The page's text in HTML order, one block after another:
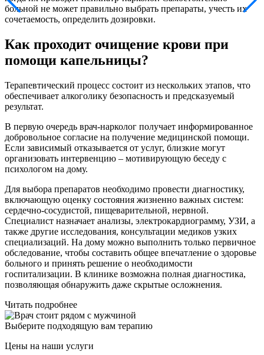
больной не может правильно выбрать препараты, учесть их
сочетаемость, определить дозировки.
Как проходит очищение крови при
помощи капельницы?
Терапевтический процесс состоит из нескольких этапов, что
обеспечивает алкоголику безопасность и предсказуемый
результат.
В первую очередь врач-нарколог получает информированное
добровольное согласие на получение медицинской помощи.
Если зависимый отказывается от услуг, близкие могут
организовать интервенцию – мотивирующую беседу с
психологом на дому.
Для выбора препаратов необходимо провести диагностику,
включающую оценку состояния жизненно важных систем:
сердечно-сосудистой, пищеварительной, нервной.
Специалист назначает анализы, электрокардиограмму, УЗИ, а
также другие исследования, консультации медиков узких
специализаций. На дому можно выполнить только первичное
обследование, чтобы составить общее впечатление о здоровье
больного и принять решение о необходимости
госпитализации. В клинике возможна полная диагностика,
позволяющая обнаружить даже скрытые осложнения.
Читать подробнее
Выберите подходящую вам терапию
Цены на наши услуги